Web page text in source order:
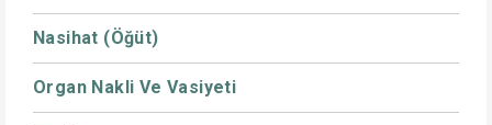
Nasihat (Öğüt)
Organ Nakli Ve Vasiyeti